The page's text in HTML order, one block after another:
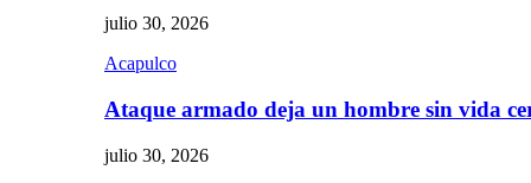
julio 30, 2026
Acapulco
Ataque armado deja un hombre sin vida
julio 30, 2026